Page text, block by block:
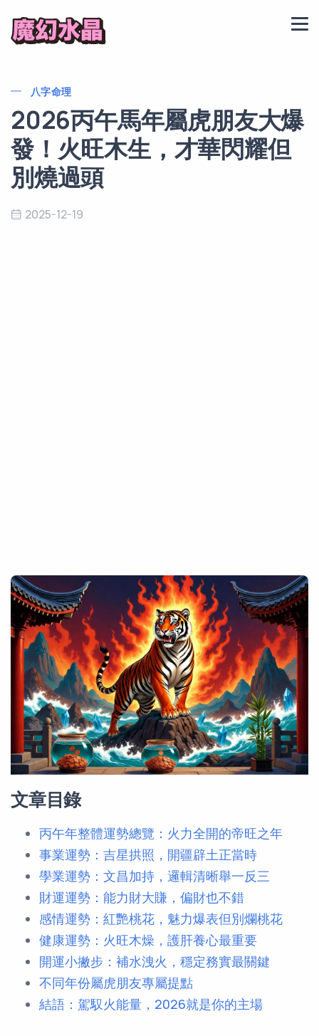
八字命理
2026丙午馬年屬虎朋友大爆
發！火旺木生，才華閃耀但
別燒過頭
2025-12-19
文章目錄
丙午年整體運勢總覽：火力全開的帝旺之年
事業運勢：吉星拱照，開疆辟土正當時
學業運勢：文昌加持，邏輯清晰舉一反三
財運運勢：能力財大賺，偏財也不錯
感情運勢：紅艷桃花，魅力爆表但別爛桃花
健康運勢：火旺木燥，護肝養心最重要
開運小撇步：補水洩火，穩定務實最關鍵
不同年份屬虎朋友專屬提點
結語：駕馭火能量，2026就是你的主場